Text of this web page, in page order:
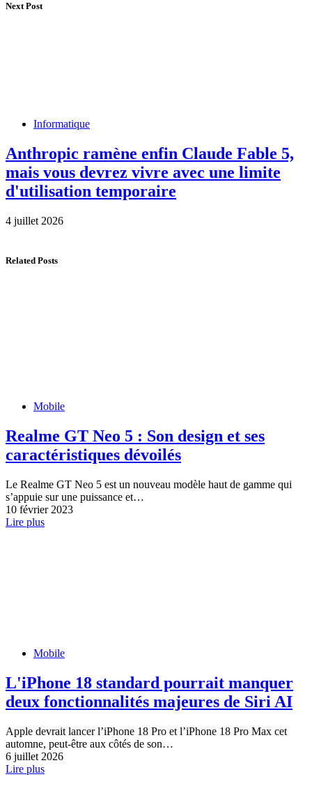
Next Post
Informatique
Anthropic ramène enfin Claude Fable 5,
mais vous devrez vivre avec une limite
d'utilisation temporaire
4 juillet 2026
Related Posts
Mobile
Realme GT Neo 5 : Son design et ses
caractéristiques dévoilés
Le Realme GT Neo 5 est un nouveau modèle haut de gamme qui
s’appuie sur une puissance et…
10 février 2023
Lire plus
Mobile
L'iPhone 18 standard pourrait manquer
deux fonctionnalités majeures de Siri AI
Apple devrait lancer l’iPhone 18 Pro et l’iPhone 18 Pro Max cet
automne, peut-être aux côtés de son…
6 juillet 2026
Lire plus